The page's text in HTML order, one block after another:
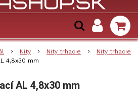
Nity Nity trhacie
Nity trhacie
4,8x30 mm
AL 4,8x30 mm